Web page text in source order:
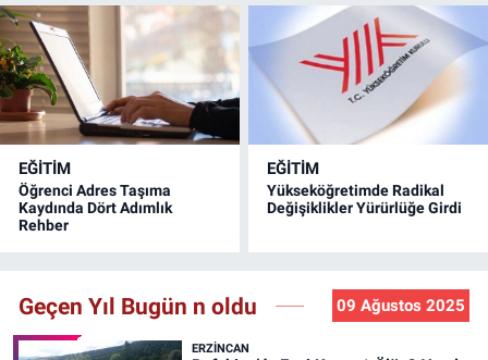
EĞİTİM
Öğrenci Adres Taşıma
Kaydında Dört Adımlık
Rehber
EĞİTİM
Yükseköğretimde Radikal
Değişiklikler Yürürlüğe Girdi
Geçen Yıl Bugün n oldu 09 Ağustos 2025
ERZINCAN